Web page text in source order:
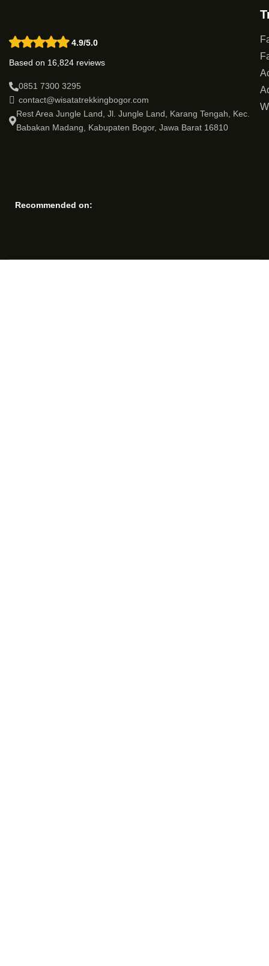
4.9/5.0
Based on 16,824 reviews
0851 7300 3295
contact@wisatatrekkingbogor.com
Rest Area Jungle Land, Jl. Jungle Land, Karang Tengah, Kec.
Babakan Madang, Kabupaten Bogor, Jawa Barat 16810
Recommended on: